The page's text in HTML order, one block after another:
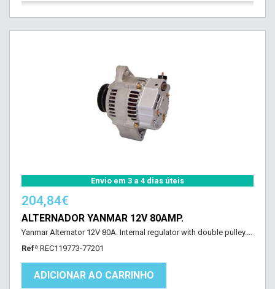
Envio em 3 a 4 dias úteis
204,84€
ALTERNADOR YANMAR 12V 80AMP.
Yanmar Alternator 12V 80A. Internal regulator with double pulley....
Refª REC119773-77201
ADICIONAR AO CARRINHO